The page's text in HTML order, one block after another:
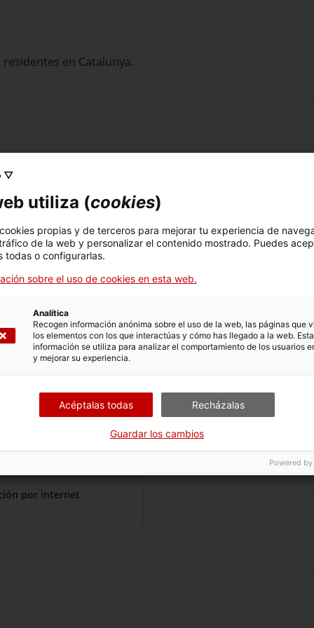
en Catalunya.
de discapacidad
, puedes solicitar su
de discapacidad y quieres que se te revise
, puedes
puedes pedir una revisión de tu grado de
o si ha habido un error que afecta al grado
de losdos últimos añosque acrediten la
la representación,si actúas en nombre de la persona
caso de menores, etc.
este documento si eres el representante y estás inscrito
o centro sociosanitario, el personal del centro puede
la
por internet
▽
utiliza (cookies)
propias y de terceros para mejorar tu experiencia de
de la web y personalizar el contenido mostrado. Puedes
todas o configurarlas.
sobre el uso de cookies en esta web.
Analítica
Recogen información anónima sobre el uso de la web, las páginas que
los elementos con los que interactúas y cómo has llegado a la web. Esta
información se utiliza para analizar el comportamiento de los usuarios
y mejorar su experiencia.
Acéptalas todas Recházalas
Guardar los cambios
Powered by